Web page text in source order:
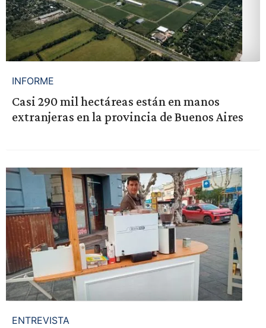
INFORME
Casi 290 mil hectáreas están en manos
extranjeras en la provincia de Buenos Aires
ENTREVISTA